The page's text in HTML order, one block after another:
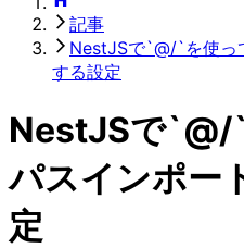
記事
NestJSで`@/`を使っ
する設定
NestJSで`@/
パスインポー
定